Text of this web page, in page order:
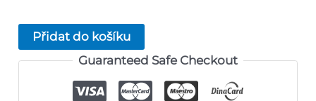
Přidat do košíku
Guaranteed Safe Checkout